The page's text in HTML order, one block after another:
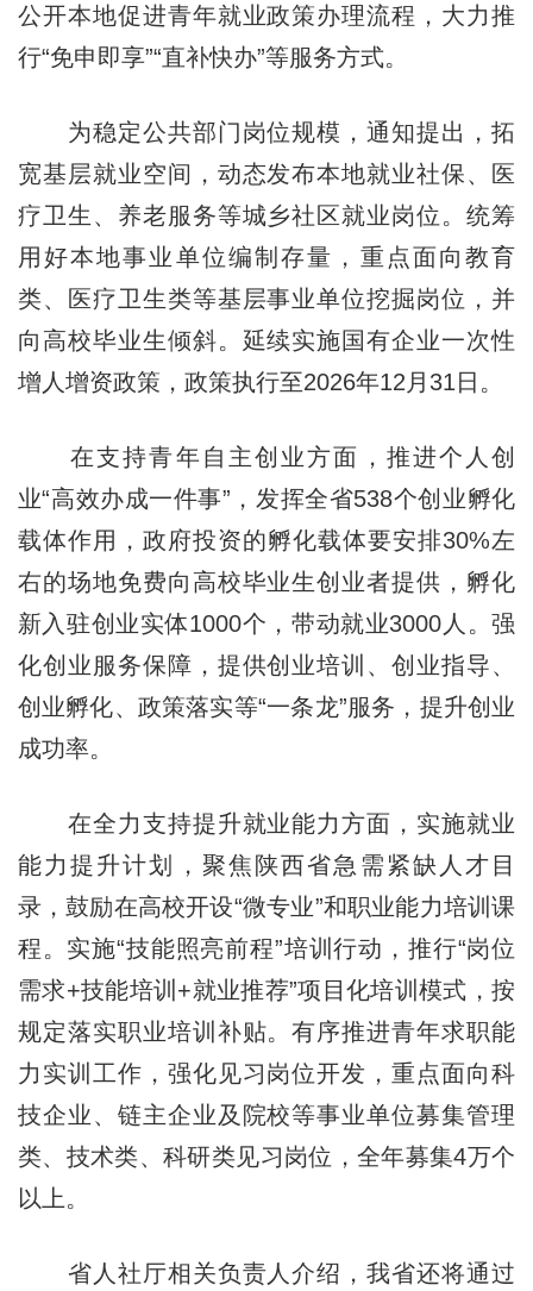
公开本地促进青年就业政策办理流程，大力推
行“免申即享”“直补快办”等服务方式。
为稳定公共部门岗位规模，通知提出，拓
宽基层就业空间，动态发布本地就业社保、医
疗卫生、养老服务等城乡社区就业岗位。统筹
用好本地事业单位编制存量，重点面向教育
类、医疗卫生类等基层事业单位挖掘岗位，并
向高校毕业生倾斜。延续实施国有企业一次性
增人增资政策，政策执行至2026年12月31日。
在支持青年自主创业方面，推进个人创
业“高效办成一件事”，发挥全省538个创业孵化
载体作用，政府投资的孵化载体要安排30%左
右的场地免费向高校毕业生创业者提供，孵化
新入驻创业实体1000个，带动就业3000人。强
化创业服务保障，提供创业培训、创业指导、
创业孵化、政策落实等“一条龙”服务，提升创业
成功率。
在全力支持提升就业能力方面，实施就业
能力提升计划，聚焦陕西省急需紧缺人才目
录，鼓励在高校开设“微专业”和职业能力培训课
程。实施“技能照亮前程”培训行动，推行“岗位
需求+技能培训+就业推荐”项目化培训模式，按
规定落实职业培训补贴。有序推进青年求职能
力实训工作，强化见习岗位开发，重点面向科
技企业、链主企业及院校等事业单位募集管理
类、技术类、科研类见习岗位，全年募集4万个
以上。
省人社厅相关负责人介绍，我省还将通过